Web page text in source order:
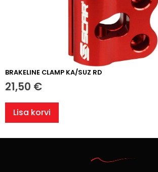
BRAKELINE CLAMP KA/SUZ RD
21,50 €
Lisa korvi